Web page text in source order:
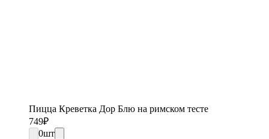
Пицца Креветка Дор Блю на римском тесте
749₽
0шт